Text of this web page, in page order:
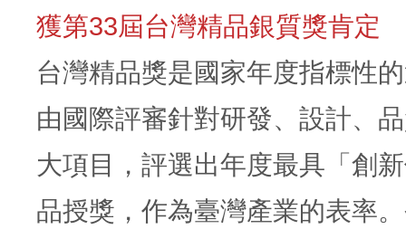
獲第33屆台灣精品銀質獎肯定
台灣精品獎是國家年度指標性
由國際評審針對研發、設計、
大項目，評選出年度最具「創
品授獎，作為臺灣產業的表率